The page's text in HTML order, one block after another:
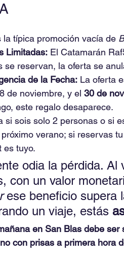
la típica promoción vacía de
Limitadas: El Catamarán
se reservan, la oferta se
de la Fecha: La oferta
de noviembre, y el 30 de
este regalo desaparece.
si sois solo 2 personas o si
verano; si reservas
es tuyo.
odia la pérdida.
con un valor
ese beneficio supera
un viaje, estás
en San Blas debe
con prisas a primera hora